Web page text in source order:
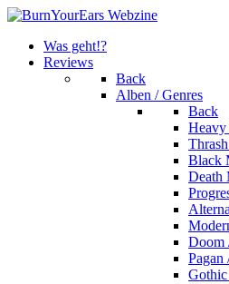
Was geht!?
Reviews
Back
Alben / Genres
Back
Heavy
Black
Death
Doom